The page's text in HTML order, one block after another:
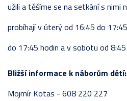
užili a těšíme se na setkání s nimi
probíhají v úterý od 16:45 do
do 17:45 hodin a v sobotu od
Bližší informace k náborům dětí:
Mojmír Kotas - 608 220 227